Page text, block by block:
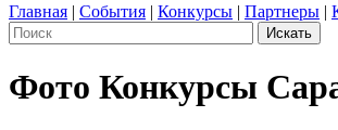
Главная | События | Конкурсы | Партнеры |
Фото Конкурсы